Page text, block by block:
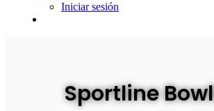
Iniciar sesión
Sportline